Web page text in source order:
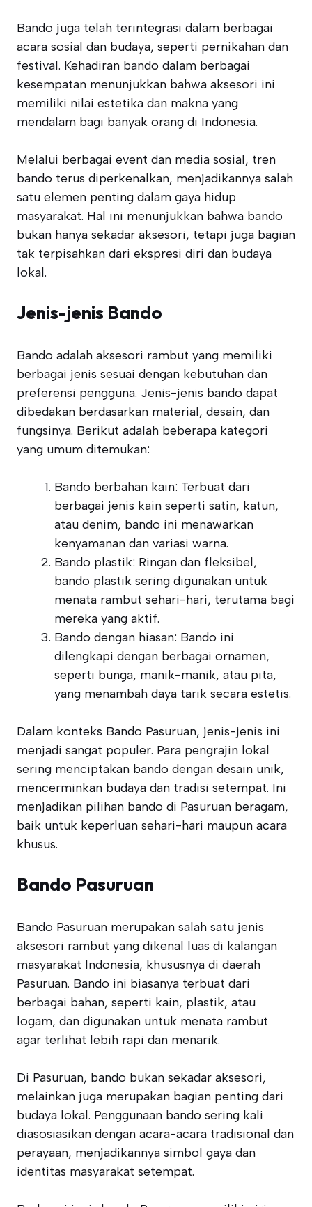
Bando juga telah terintegrasi dalam berbagai
acara sosial dan budaya, seperti pernikahan dan
festival. Kehadiran bando dalam berbagai
kesempatan menunjukkan bahwa aksesori ini
memiliki nilai estetika dan makna yang
mendalam bagi banyak orang di Indonesia.
Melalui berbagai event dan media sosial, tren
bando terus diperkenalkan, menjadikannya salah
satu elemen penting dalam gaya hidup
masyarakat. Hal ini menunjukkan bahwa bando
bukan hanya sekadar aksesori, tetapi juga bagian
tak terpisahkan dari ekspresi diri dan budaya
lokal.
Jenis-jenis Bando
Bando adalah aksesori rambut yang memiliki
berbagai jenis sesuai dengan kebutuhan dan
preferensi pengguna. Jenis-jenis bando dapat
dibedakan berdasarkan material, desain, dan
fungsinya. Berikut adalah beberapa kategori
yang umum ditemukan:
Bando berbahan kain: Terbuat dari
berbagai jenis kain seperti satin, katun,
atau denim, bando ini menawarkan
kenyamanan dan variasi warna.
Bando plastik: Ringan dan fleksibel,
bando plastik sering digunakan untuk
menata rambut sehari-hari, terutama bagi
mereka yang aktif.
Bando dengan hiasan: Bando ini
dilengkapi dengan berbagai ornamen,
seperti bunga, manik-manik, atau pita,
yang menambah daya tarik secara estetis.
Dalam konteks Bando Pasuruan, jenis-jenis ini
menjadi sangat populer. Para pengrajin lokal
sering menciptakan bando dengan desain unik,
mencerminkan budaya dan tradisi setempat. Ini
menjadikan pilihan bando di Pasuruan beragam,
baik untuk keperluan sehari-hari maupun acara
khusus.
Bando Pasuruan
Bando Pasuruan merupakan salah satu jenis
aksesori rambut yang dikenal luas di kalangan
masyarakat Indonesia, khususnya di daerah
Pasuruan. Bando ini biasanya terbuat dari
berbagai bahan, seperti kain, plastik, atau
logam, dan digunakan untuk menata rambut
agar terlihat lebih rapi dan menarik.
Di Pasuruan, bando bukan sekadar aksesori,
melainkan juga merupakan bagian penting dari
budaya lokal. Penggunaan bando sering kali
diasosiasikan dengan acara-acara tradisional dan
perayaan, menjadikannya simbol gaya dan
identitas masyarakat setempat.